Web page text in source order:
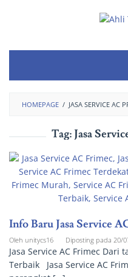
HOMEPAGE / JASA SERVICE AC
Tag: Jasa
Info Baru Jasa Service
Oleh unitycs16 Diposting pada 20/
Jasa Service AC Frimec Dari
Terbaik Jasa Service AC